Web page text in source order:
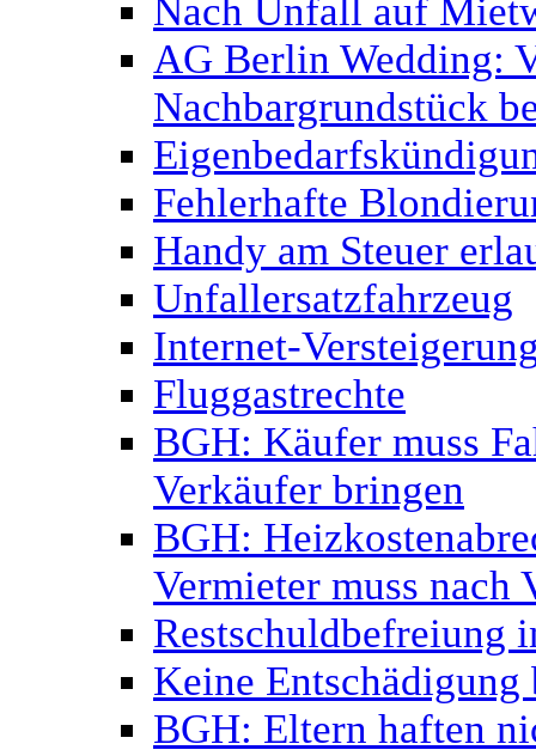
Nach Unfall auf
AG Berlin Wedding:
Nachbargrundstück
Fehlerhafte
Handy am Steuer
Unfallersatzfahrzeug
Internet-
Fluggastrechte
BGH: Käufer muss
Verkäufer bringen
BGH:
Vermieter muss nach
Restschuldbefreiung
Keine
BGH: Eltern haften